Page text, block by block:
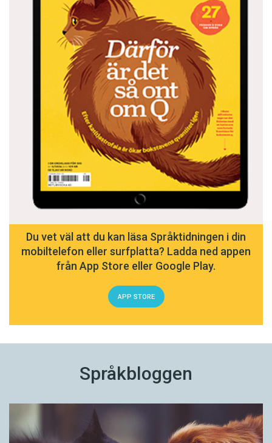
Du vet väl att du kan läsa Språktidningen i din
mobiltelefon eller surfplatta? Ladda ned appen
från App Store eller Google Play.
APP STORE
Språkbloggen